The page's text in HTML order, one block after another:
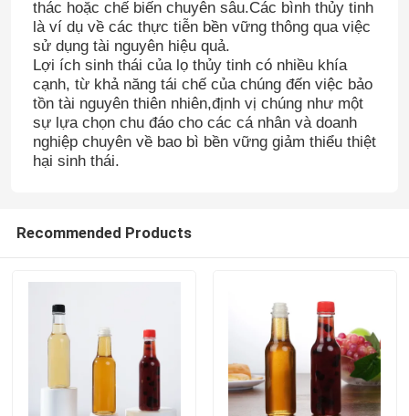
Sản phẩm
Về chúng tôi
Tham quan nhà máy
Yêu cầu báo giá
thác hoặc chế biến chuyên sâu.Các bình thủy tinh
là ví dụ về các thực tiễn bền vững thông qua việc
sử dụng tài nguyên hiệu quả.
Lợi ích sinh thái của lọ thủy tinh có nhiều khía
cạnh, từ khả năng tái chế của chúng đến việc bảo
tồn tài nguyên thiên nhiên,định vị chúng như một
sự lựa chọn chu đáo cho các cá nhân và doanh
nghiệp chuyên về bao bì bền vững giảm thiểu thiệt
hại sinh thái.
Recommended Products